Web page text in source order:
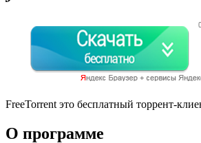
FreeTorrent это бесплатный торрент-
О программе